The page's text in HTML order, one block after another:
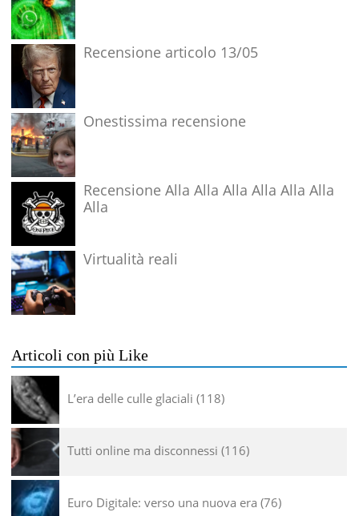
Recensione articolo 13/05
Onestissima recensione
Recensione Alla Alla Alla Alla Alla Alla
Alla
Virtualità reali
Articoli con più Like
L’era delle culle glaciali 118
Tutti online ma disconnessi 116
Euro Digitale: verso una nuova era 76